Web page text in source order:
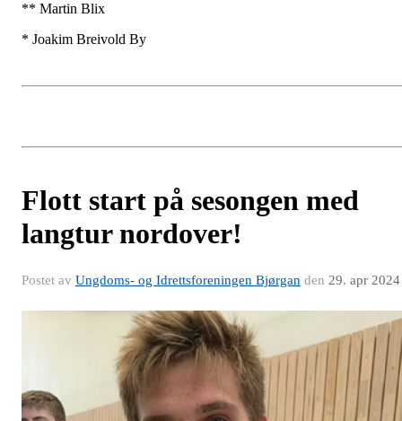
** Martin Blix
* Joakim Breivold By
Flott start på sesongen med
langtur nordover!
Postet av Ungdoms- og Idrettsforeningen Bjørgan den 29. apr 2024